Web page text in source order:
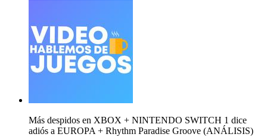
Más despidos en XBOX + NINTENDO SWITCH 1 dice
adiós a EUROPA + Rhythm Paradise Groove (ANÁLISIS)